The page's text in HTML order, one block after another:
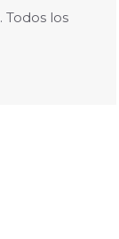
. Todos los